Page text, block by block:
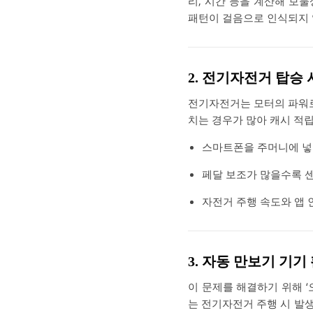
패턴이 걸음으로 인식되
2. 전기자전거 탑승
전기자전거는 모터의 파
치는 경우가 많아 캐시 적
스마트폰을 주머니에
페달 보조가 많을수록
자전거 주행 속도와 앱
3. 자동 만보기 기기
이 문제를 해결하기 위해
는 전기자전거 주행 시 발